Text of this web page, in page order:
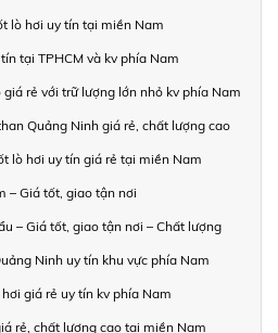
lò hơi uy tín tại miền Nam
tại TPHCM và kv phía Nam
rẻ với trữ lượng lớn nhỏ kv phía Nam
Quảng Ninh giá rẻ, chất lượng cao
lò hơi uy tín giá rẻ tại miền Nam
– Giá tốt, giao tận nơi
– Giá tốt, giao tận nơi – Chất lượng
Ninh uy tín khu vực phía Nam
giá rẻ uy tín kv phía Nam
rẻ, chất lượng cao tại miền Nam